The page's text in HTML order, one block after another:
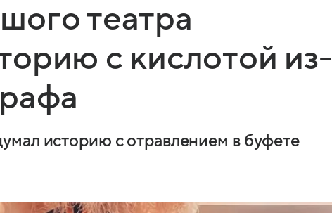
театра
с кислотой из-
историю с отравлением в буфете